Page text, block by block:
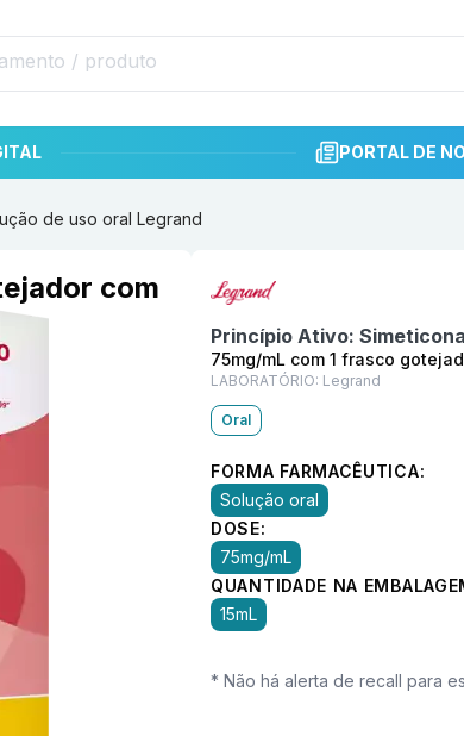
PORTAL DE
de uso oral Legrand
com
Princípio Ativo: Simeticona
75mg/mL com 1 frasco
LABORATÓRIO: Legrand
Oral
FORMA FARMACÊUTICA:
Solução oral
DOSE:
75mg/mL
QUANTIDADE NA
15mL
* Não há alerta de recall para